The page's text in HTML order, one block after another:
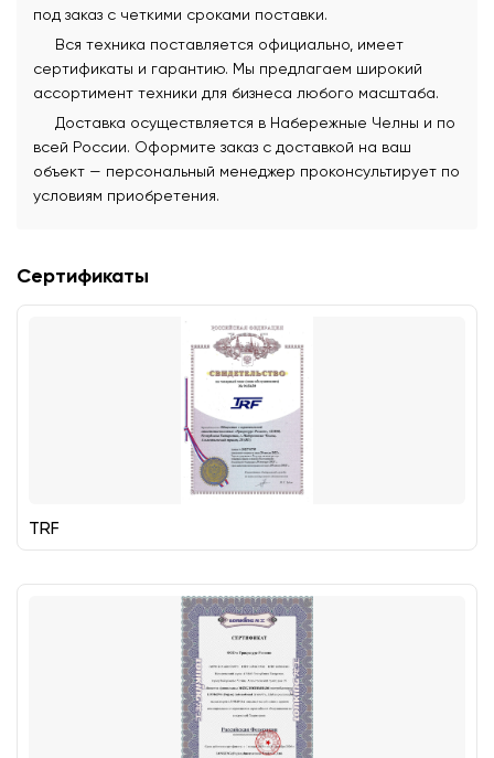
под заказ с четкими сроками поставки.
Вся техника поставляется официально, имеет
сертификаты и гарантию. Мы предлагаем широкий
ассортимент техники для бизнеса любого масштаба.
Доставка осуществляется в Набережные Челны и по
всей России. Оформите заказ с доставкой на ваш
объект — персональный менеджер проконсультирует по
условиям приобретения.
Сертификаты
TRF